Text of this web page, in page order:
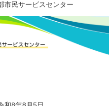
市民サービスセンター